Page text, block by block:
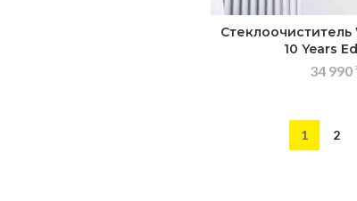
Стеклоочиститель
10 Years
34 990
1 2